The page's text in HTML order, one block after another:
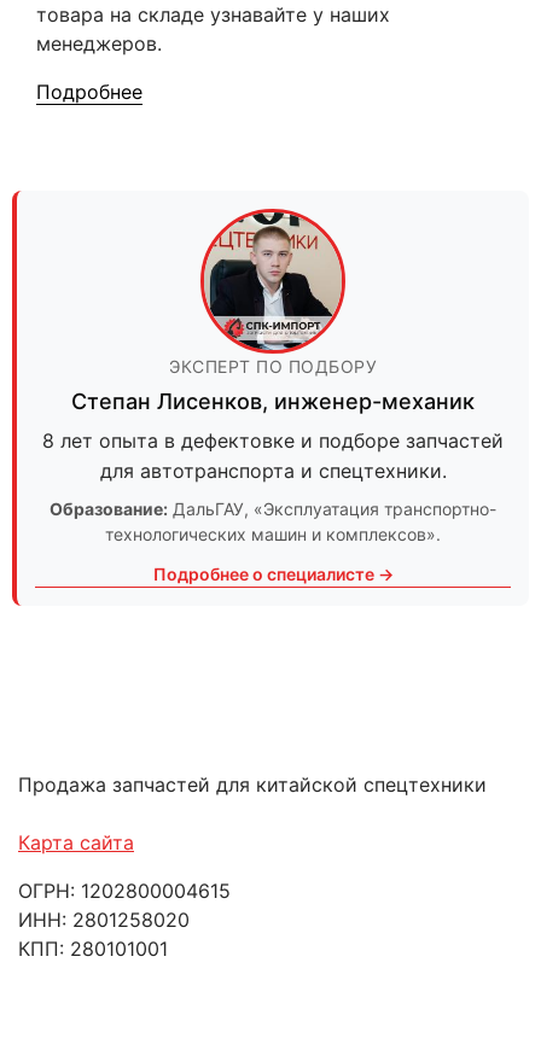
товара на складе узнавайте у наших
менеджеров.
Подробнее
ЭКСПЕРТ ПО ПОДБОРУ
Степан Лисенков, инженер-механик
8 лет опыта в дефектовке и подборе запчастей
для автотранспорта и спецтехники.
Образование: ДальГАУ, «Эксплуатация транспортно-
технологических машин и комплексов».
Подробнее о специалисте →
Продажа запчастей для китайской спецтехники
Карта сайта
ОГРН: 1202800004615
ИНН: 2801258020
КПП: 280101001